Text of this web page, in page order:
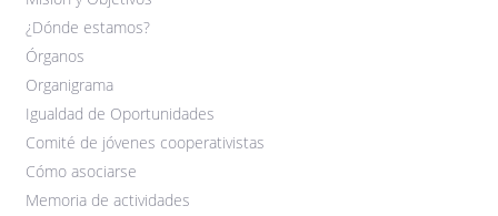
¿Dónde estamos?
Órganos
Organigrama
Igualdad de Oportunidades
Comité de jóvenes cooperativistas
Cómo asociarse
Memoria de actividades